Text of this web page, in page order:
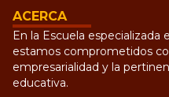
ACERCA
En la Escuela especializada
estamos comprometidos
empresarialidad y la
educativa.